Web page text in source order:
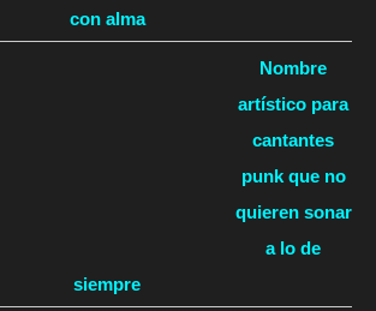
con alma
Nombre
artístico para
cantantes
punk que no
quieren sonar
a lo de
siempre